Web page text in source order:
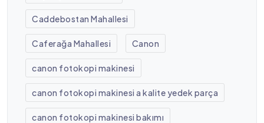
Caddebostan Mahallesi
Caferağa Mahallesi Canon
canon fotokopi makinesi
canon fotokopi makinesi a kalite yedek parça
canon fotokopi makinesi bakımı